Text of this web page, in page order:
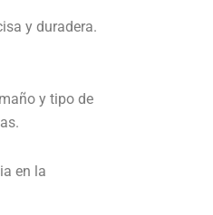
y duradera.
y tipo de
en la